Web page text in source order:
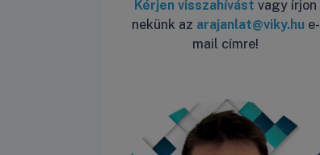
Kérjen visszahívást vagy írjon
nekünk az arajanlat@viky.hue-
mail címre!